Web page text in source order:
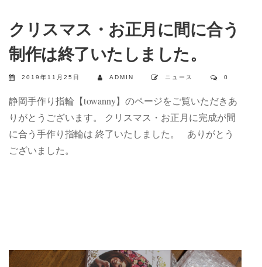
クリスマス・お正月に間に合う
制作は終了いたしました。
2019年11月25日 ADMIN ニュース 0
静岡手作り指輪【towanny】のページをご覧いただきあ
りがとうございます。 クリスマス・お正月に完成が間
に合う手作り指輪は 終了いたしました。 ありがとう
ございました。